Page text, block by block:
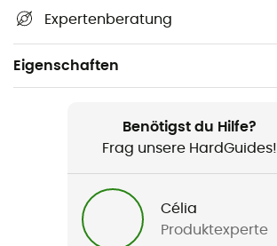
Expertenberatung
Eigenschaften
Trailrunning / Running
Herren / Damen
Benötigst du Hilfe?
Frag unsere HardGuides!
Célia
Produktexperte